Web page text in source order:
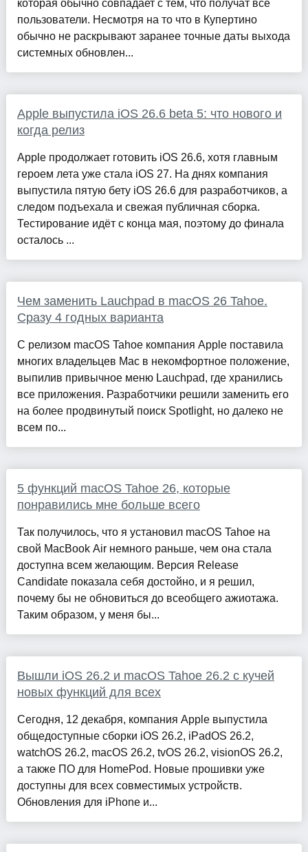
которая обычно совпадает с тем, что получат все
пользователи. Несмотря на то что в Купертино
обычно не раскрывают заранее точные даты выхода
системных обновлен...
Apple выпустила iOS 26.6 beta 5: что нового и
когда релиз
Apple продолжает готовить iOS 26.6, хотя главным
героем лета уже стала iOS 27. На днях компания
выпустила пятую бету iOS 26.6 для разработчиков, а
следом подъехала и свежая публичная сборка.
Тестирование идёт с конца мая, поэтому до финала
осталось ...
Чем заменить Lauchpad в macOS 26 Tahoe.
Сразу 4 годных варианта
С релизом macOS Tahoe компания Apple поставила
многих владельцев Mac в некомфортное положение,
выпилив привычное меню Lauchpad, где хранились
все приложения. Разработчики решили заменить его
на более продвинутый поиск Spotlight, но далеко не
всем по...
5 функций macOS Tahoe 26, которые
понравились мне больше всего
Так получилось, что я установил macOS Tahoe на
свой MacBook Air немного раньше, чем она стала
доступна всем желающим. Версия Release
Candidate показала себя достойно, и я решил,
почему бы не обновиться до всеобщего ажиотажа.
Таким образом, у меня бы...
Вышли iOS 26.2 и macOS Tahoe 26.2 с кучей
новых функций для всех
Сегодня, 12 декабря, компания Apple выпустила
общедоступные сборки iOS 26.2, iPadOS 26.2,
watchOS 26.2, macOS 26.2, tvOS 26.2, visionOS 26.2,
а также ПО для HomePod. Новые прошивки уже
доступны для всех совместимых устройств.
Обновления для iPhone и...